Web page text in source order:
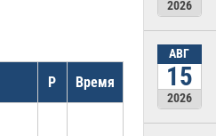
Р Время
2026
АВГ
15
2026